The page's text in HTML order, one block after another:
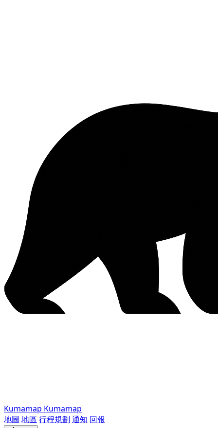
Kumamap Kumamap
地圖 地區 行程規劃 通知 回報